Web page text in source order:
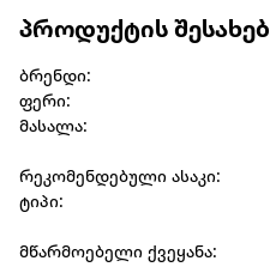
პროდუქტის შესახებ
ბრენდი:
ფერი:
მასალა:
რეკომენდებული ასაკი:
ტიპი:
მწარმოებელი ქვეყანა: